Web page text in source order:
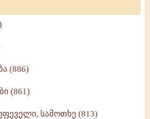
(886)
(861)
სამოთხე (813)